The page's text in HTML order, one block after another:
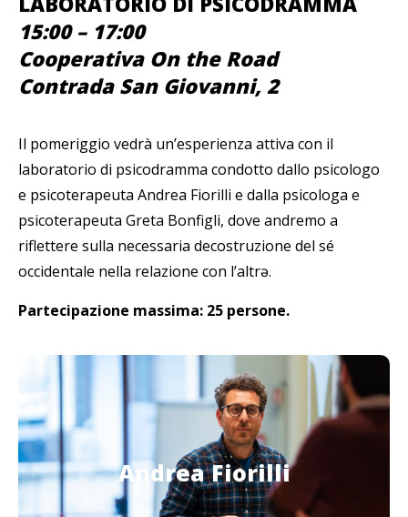
15:00 – 17:00
Cooperativa On the Road
Contrada San Giovanni, 2
Il pomeriggio vedrà un’esperienza attiva con il
laboratorio di psicodramma condotto dallo psicologo
e psicoterapeuta Andrea Fiorilli e dalla psicologa e
psicoterapeuta Greta Bonfigli, dove andremo a
riflettere sulla necessaria decostruzione del sé
occidentale nella relazione con l’altrə.
Partecipazione massima: 25 persone.
Andrea Fiorilli
Andrea Fiorilli
Psicologo e psicoterapeuta della Cooperativa On
the Road